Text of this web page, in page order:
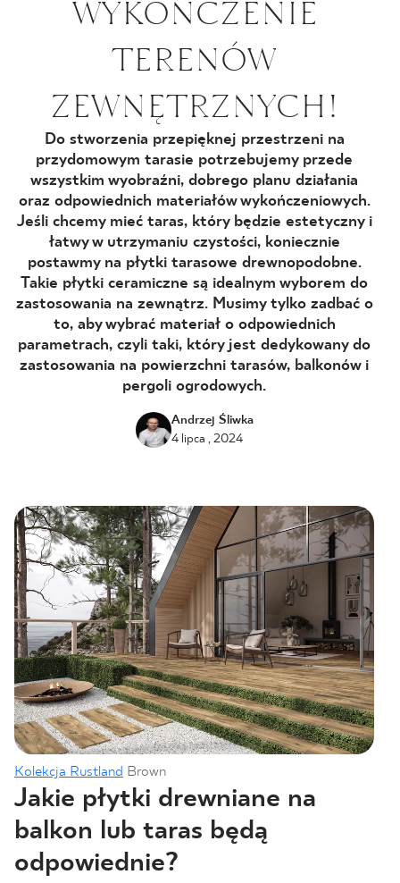
O NAS
KARIERA
MÓJ PROFIL
KONTAKT
PL EN SK DE UK RU
WYKOŃCZENIE
TERENÓW
ZEWNĘTRZNYCH!
Do stworzenia przepięknej przestrzeni na
przydomowym tarasie potrzebujemy przede
wszystkim wyobraźni, dobrego planu działania
oraz odpowiednich materiałów wykończeniowych.
Jeśli chcemy mieć taras, który będzie estetyczny i
łatwy w utrzymaniu czystości, koniecznie
postawmy na płytki tarasowe drewnopodobne.
Takie płytki ceramiczne są idealnym wyborem do
zastosowania na zewnątrz. Musimy tylko zadbać o
to, aby wybrać materiał o odpowiednich
parametrach, czyli taki, który jest dedykowany do
zastosowania na powierzchni tarasów, balkonów i
pergoli ogrodowych.
Andrzej Śliwka
4 lipca , 2024
Kolekcja Rustland Brown
Jakie płytki drewniane na
balkon lub taras będą
odpowiednie?